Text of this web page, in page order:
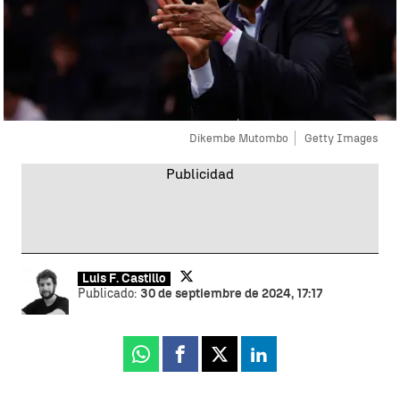
Dikembe Mutombo Getty Images
Luis F. Castillo
Publicado: 30 de septiembre de 2024, 17:17
Whatsapp
Facebook
X Linkedin